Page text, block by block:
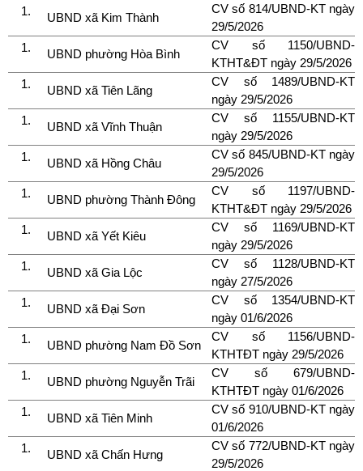
UBND xã Kim Thành
CV số 814/UBND-KT ngày
29/5/2026
UBND phường Hòa Bình
CV số 1150/UBND-
KTHT&ĐT ngày 29/5/2026
UBND xã Tiên Lãng
CV số 1489/UBND-KT
ngày 29/5/2026
UBND xã Vĩnh Thuận
CV số 1155/UBND-KT
ngày 29/5/2026
UBND xã Hồng Châu
CV số 845/UBND-KT ngày
29/5/2026
UBND phường Thành Đông
CV số 1197/UBND-
KTHT&ĐT ngày 29/5/2026
UBND xã Yết Kiêu
CV số 1169/UBND-KT
ngày 29/5/2026
UBND xã Gia Lộc
CV số 1128/UBND-KT
ngày 27/5/2026
UBND xã Đại Sơn
CV số 1354/UBND-KT
ngày 01/6/2026
UBND phường Nam Đồ Sơn
CV số 1156/UBND-
KTHTĐT ngày 29/5/2026
UBND phường Nguyễn Trãi
CV số 679/UBND-
KTHTĐT ngày 01/6/2026
UBND xã Tiên Minh
CV số 910/UBND-KT ngày
01/6/2026
UBND xã Chấn Hưng
CV số 772/UBND-KT ngày
29/5/2026